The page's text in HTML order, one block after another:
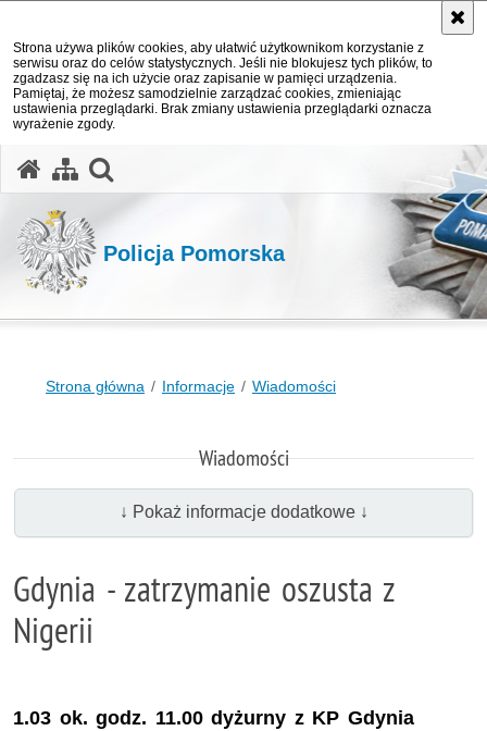
Strona używa plików cookies, aby ułatwić użytkownikom korzystanie z
serwisu oraz do celów statystycznych. Jeśli nie blokujesz tych plików, to
zgadzasz się na ich użycie oraz zapisanie w pamięci urządzenia.
Pamiętaj, że możesz samodzielnie zarządzać cookies, zmieniając
ustawienia przeglądarki. Brak zmiany ustawienia przeglądarki oznacza
wyrażenie zgody.
Policja Pomorska
Strona główna Informacje Wiadomości
Wiadomości
↓ Pokaż informacje dodatkowe ↓
Gdynia - zatrzymanie oszusta z
Nigerii
1.03 ok. godz. 11.00 dyżurny z KP Gdynia